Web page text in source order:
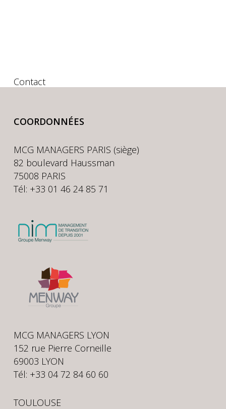
Contact
COORDONNÉES
MCG MANAGERS PARIS (siège)
82 boulevard Haussman
75008 PARIS
Tél: +33 01 46 24 85 71
MCG MANAGERS LYON
152 rue Pierre Corneille
69003 LYON
Tél: +33 04 72 84 60 60
TOULOUSE